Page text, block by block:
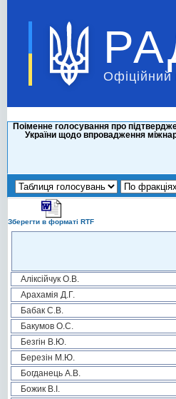
Поіменне голосування про
України щодо впровадження
Зберегти в форматі RTF
Аліксійчук О.В.
Арахамія Д.Г.
Бабак С.В.
Бакумов О.С.
Безгін В.Ю.
Березін М.Ю.
Богданець А.В.
Божик В.І.